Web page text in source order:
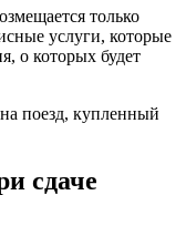
только
услуги, которые
о которых будет
поезд, купленный
сдаче